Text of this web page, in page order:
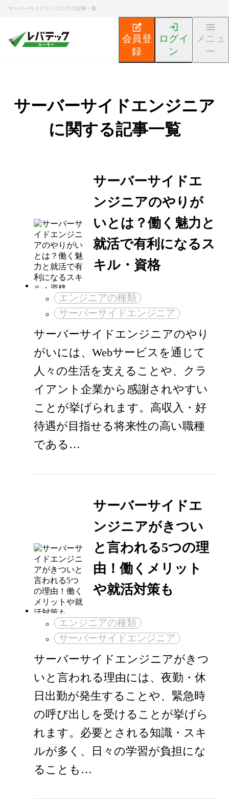
サーバーサイドエンジニアの記事一覧
会員登
録
ログイ
ン
メニュ
ー
サーバーサイドエンジニア
に関する記事一覧
サーバーサイドエ
ンジニアのやりが
いとは？働く魅力と
就活で有利になるス
キル・資格
エンジニアの種類
サーバーサイドエンジニア
サーバーサイドエンジニアのやり
がいには、Webサービスを通じて
人々の生活を支えることや、クラ
イアント企業から感謝されやすい
ことが挙げられます。高収入・好
待遇が目指せる将来性の高い職種
である…
サーバーサイドエ
ンジニアがきつい
と言われる5つの理
由！働くメリット
や就活対策も
エンジニアの種類
サーバーサイドエンジニア
サーバーサイドエンジニアがきつ
いと言われる理由には、夜勤・休
日出勤が発生することや、緊急時
の呼び出しを受けることが挙げら
れます。必要とされる知識・スキ
ルが多く、日々の学習が負担にな
ることも…